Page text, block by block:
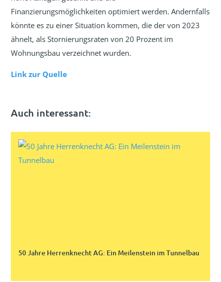
Finanzierungsmöglichkeiten optimiert werden. Andernfalls
könnte es zu einer Situation kommen, die der von 2023
ähnelt, als Stornierungsraten von 20 Prozent im
Wohnungsbau verzeichnet wurden.
Link zur Quelle
Auch interessant:
50 Jahre Herrenknecht AG: Ein Meilenstein im Tunnelbau